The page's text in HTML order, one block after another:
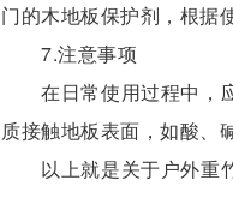
门的木地板保护剂，根据
7.注意事项
在日常使用过程中，应
质接触地板表面，如酸、
以上就是关于户外重竹